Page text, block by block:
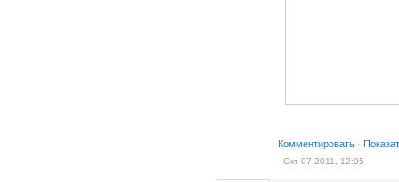
Комментировать ·
Окт 07 2011, 12:05